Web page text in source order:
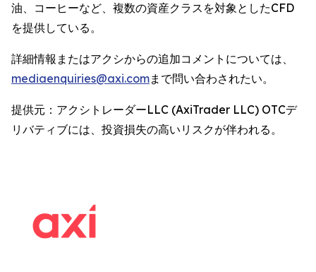
油、コーヒーなど、複数の資産クラスを対象としたCFD
を提供している。
詳細情報またはアクシからの追加コメントについては、
mediaenquiries@axi.comまで問い合わされたい。
提供元：アクシトレーダーLLC (AxiTrader LLC) OTCデ
リバティブには、投資損失の高いリスクが伴われる。